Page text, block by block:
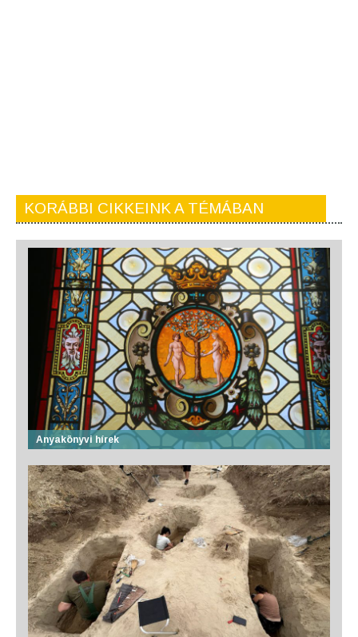
KORÁBBI CIKKEINK A TÉMÁBAN
Anyakönyvi hírek